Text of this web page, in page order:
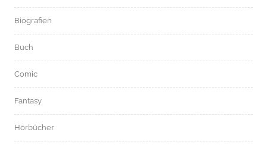
Biografien
Buch
Comic
Fantasy
Hörbücher